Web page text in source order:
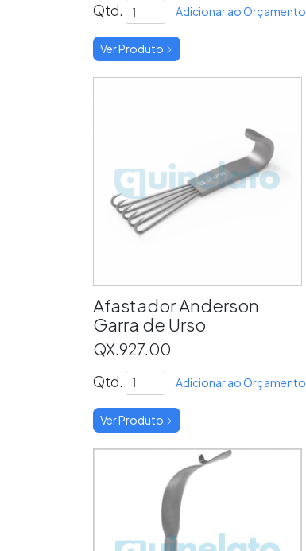
Qtd. Adicionar ao Orçamento
Ver Produto
Afastador Anderson
Garra de Urso
QX.927.00
Qtd. Adicionar ao Orçamento
Ver Produto